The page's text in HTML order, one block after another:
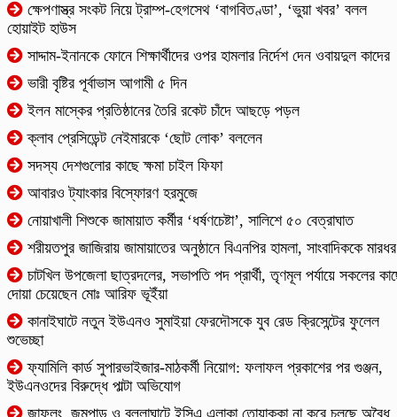
ক্ষেপণাস্ত্র সংকট নিয়ে ট্রাম্প-হেগসেথ ‘বাগবিতণ্ডা’, ‘ভুয়া খবর’ বলল
হোয়াইট হাউস
সাদ্দাম-ইনানকে ফোনে শিক্ষার্থীদের ওপর হামলার নির্দেশ দেন ওবায়দুল কাদের
ভারী বৃষ্টির পূর্বাভাস আগামী ৫ দিন
ইলন মাস্কের প্রতিষ্ঠানের তৈরি রকেট চাঁদে আছড়ে পড়ল
ক্লাব প্রেসিডেন্ট নেইমারকে ‘ছোট লোক’ বললেন
সদস্য দেশগুলোর কাছে ক্ষমা চাইল ফিফা
আবারও ট্যাংকার বিস্ফোরণ হরমুজে
নোয়াখালী শিশুকে জামায়াত কর্মীর ‘ধর্ষণচেষ্টা’, সালিশে ৫০ বেত্রাঘাত
শরীয়তপুর জাজিরায় জামায়াতের অনুষ্ঠানে বিএনপির হামলা, সাংবাদিককে মারধর
চাটখিল উপজেলা ছাত্রদলের, সভাপতি পদ প্রার্থী, তৃণমূল পর্যায়ে সকলের
দোয়া চেয়েছেন মোঃ আরিফ ভূইঁয়া
কানাইঘাটে নতুন ইউএনও সুমাইয়া ফেরদৌসকে যুব রেড ক্রিসেন্টের ফুলেল
শুভেচ্ছা
ফ্যামিলি কার্ড সুপারভাইজার-মাঠকর্মী নিয়োগ: ফলাফল প্রকাশের পর গুঞ্জন,
ইউএনওদের বিরুদ্ধে পাল্টা অভিযোগ
​জাফলং, জুমপাড় ও বল্লাঘাটে ইসিএ এলাকা তোয়াক্কা না করে চলছে অবৈধ